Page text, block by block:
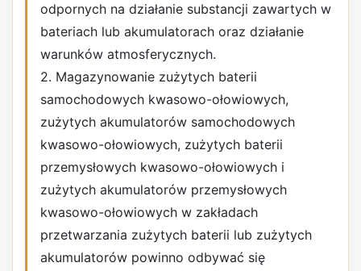
odpornych na działanie substancji zawartych w
bateriach lub akumulatorach oraz działanie
warunków atmosferycznych.
2. Magazynowanie zużytych baterii
samochodowych kwasowo-ołowiowych,
zużytych akumulatorów samochodowych
kwasowo-ołowiowych, zużytych baterii
przemysłowych kwasowo-ołowiowych i
zużytych akumulatorów przemysłowych
kwasowo-ołowiowych w zakładach
przetwarzania zużytych baterii lub zużytych
akumulatorów powinno odbywać się